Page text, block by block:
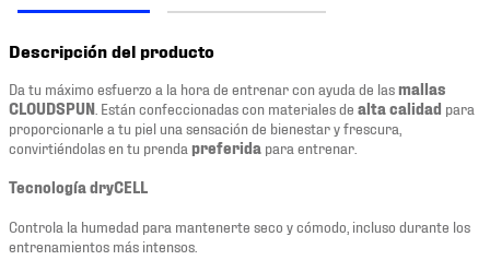
Descripción del producto
Da tu máximo esfuerzo a la hora de entrenar con ayuda de lasmallas
CLOUDSPUN . Están confeccionadas con materiales de alta calidad para
proporcionarle a tu piel una sensación de bienestar y frescura,
convirtiéndolas en tu prenda preferida para entrenar.
Tecnología dryCELL
Controla la humedad para mantenerte seco y cómodo, incluso durante los
entrenamientos más intensos.